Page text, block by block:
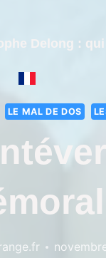
Delong :
LE MAL DE DOS